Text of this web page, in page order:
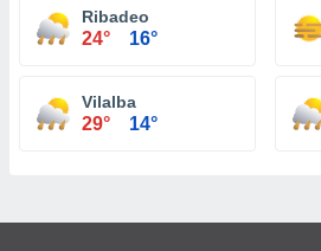
Ribadeo
24° 16°
Vilalba
29° 14°